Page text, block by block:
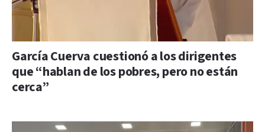
García Cuerva cuestionó a los dirigentes
que “hablan de los pobres, pero no están
cerca”